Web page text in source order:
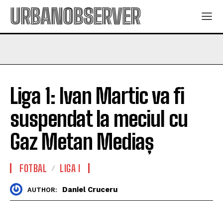
URBANOBSERVER
Liga 1: Ivan Martic va fi
suspendat la meciul cu
Gaz Metan Mediaș
FOTBAL LIGA I
AUTHOR: Daniel Cruceru